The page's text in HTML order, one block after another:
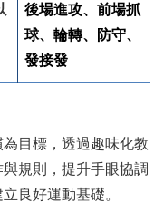
後場進攻、前場抓
球、輪轉、防守、
發接發
目標，透過趣味化教
規則，提升手眼協調
良好運動基礎。